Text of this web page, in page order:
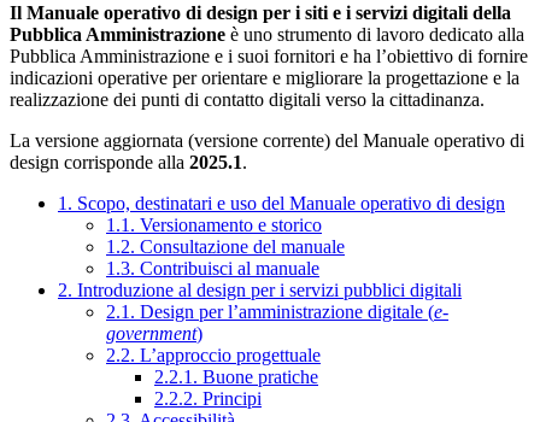
Il Manuale operativo di design per i siti e i servizi digitali della
Pubblica Amministrazione è uno strumento di lavoro dedicato alla
Pubblica Amministrazione e i suoi fornitori e ha l’obiettivo di fornire
indicazioni operative per orientare e migliorare la progettazione e la
realizzazione dei punti di contatto digitali verso la cittadinanza.
La versione aggiornata (versione corrente) del Manuale operativo di
design corrisponde alla 2025.1.
1. Scopo, destinatari e uso del Manuale operativo di design
1.1. Versionamento e storico
1.2. Consultazione del manuale
1.3. Contribuisci al manuale
2. Introduzione al design per i servizi pubblici digitali
2.1. Design per l’amministrazione digitale (e-
government)
2.2. L’approccio progettuale
2.2.1. Buone pratiche
2.2.2. Principi